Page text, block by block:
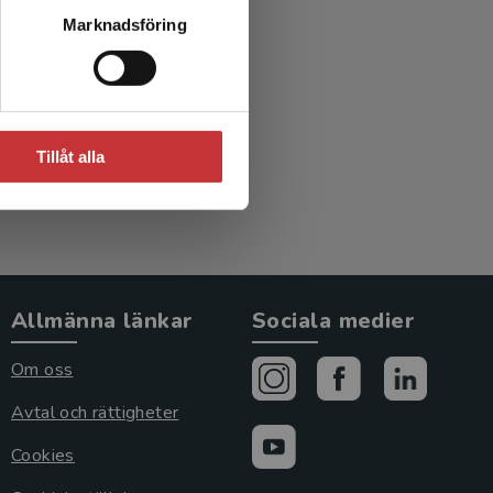
Marknadsföring
Tillåt alla
Allmänna länkar
Om oss
Avtal och rättigheter
Cookies
Sociala medier